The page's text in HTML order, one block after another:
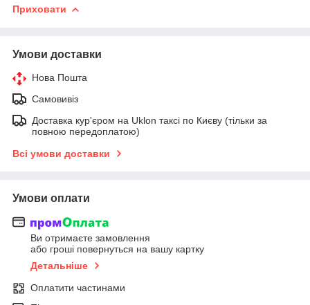
Приховати
Умови доставки
Нова Пошта
Самовивіз
Доставка кур'єром на Uklon таксі по Києву (тільки за
повною передоплатою)
Всі умови доставки
Умови оплати
Ви отримаєте замовлення
або гроші повернуться на вашу картку
Детальніше
Оплатити частинами